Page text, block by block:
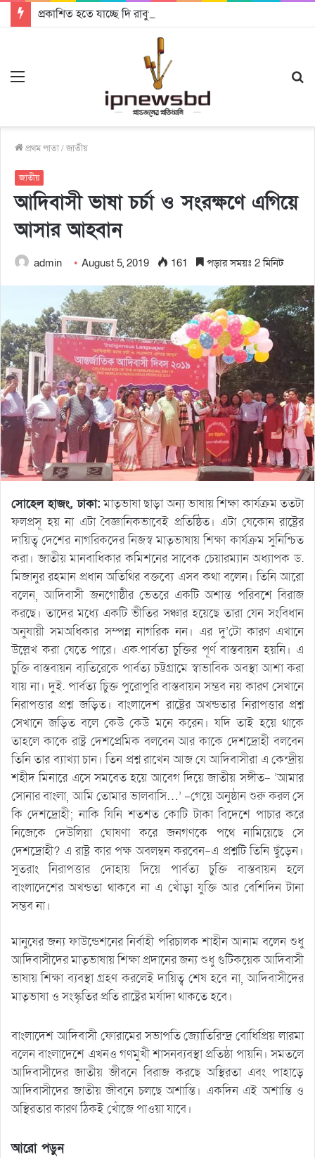
প্রকাশিত হতে যাচ্ছে দি রাবুগার নতুন গান ‘Baljanggi’
প্রথম পাতা/জাতীয়
জাতীয়
আদিবাসী ভাষা চর্চা ও সংরক্ষণে এগিয়ে
আসার আহবান
admin August 5, 2019 161 পড়ার সময়ঃ 2 মিনিট
সোহেল হাজং, ঢাকা:মাতৃভাষা ছাড়া অন্য ভাষায় শিক্ষা কার্যক্রম ততটা
ফলপ্রসূ হয় না এটা বৈজ্ঞানিকভাবেই প্রতিষ্ঠিত। এটা যেকোন রাষ্ট্রের
দায়িত্ব দেশের নাগরিকদের নিজস্ব মাতৃভাষায় শিক্ষা কার্যক্রম সুনিশ্চিত
করা। জাতীয় মানবাধিকার কমিশনের সাবেক চেয়ারম্যান অধ্যাপক ড.
মিজানুর রহমান প্রধান অতিথির বক্তব্যে এসব কথা বলেন। তিনি আরো
বলেন, আদিবাসী জনগোষ্ঠীর ভেতরে একটি অশান্ত পরিবশে বিরাজ
করছে। তাদের মধ্যে একটি ভীতির সঞ্চার হয়েছে তারা যেন সংবিধান
অনুযায়ী সমঅধিকার সম্পন্ন নাগরিক নন। এর দু’টো কারণ এখানে
উল্লেখ করা যেতে পারে। এক.পার্বত্য চুক্তির পূর্ণ বাস্তবায়ন হয়নি। এ
চুক্তি বাস্তবায়ন ব্যতিরেকে পার্বত্য চট্টগ্রামে স্বাভাবিক অবস্থা আশা করা
যায় না। দুই. পার্বত্য চুিক্ত পুরোপুরি বাস্তবায়ন সম্ভব নয় কারণ সেখানে
নিরাপত্তার প্রশ্ন জড়িত। বাংলাদেশ রাষ্ট্রের অখন্ডতার নিরাপত্তার প্রশ্ন
সেখানে জড়িত বলে কেউ কেউ মনে করেন। যদি তাই হয়ে থাকে
তাহলে কাকে রাষ্ট্র দেশপ্রেমিক বলবেন আর কাকে দেশদ্রোহী বলবেন
তিনি তার ব্যাখ্যা চান। তিন প্রশ্ন রাখেন আজ যে আদিবাসীরা এ কেন্দ্রীয়
শহীদ মিনারে এসে সমবেত হয়ে আবেগ দিয়ে জাতীয় সঙ্গীত- ‘আমার
সোনার বাংলা, আমি তোমার ভালবাসি…’ -গেয়ে অনুষ্ঠান শুরু করল সে
কি দেশদ্রোহী; নাকি যিনি শতশত কোটি টাকা বিদেশে পাচার করে
নিজেকে দেউলিয়া ঘোষণা করে জনগণকে পথে নামিয়েছে সে
দেশদ্রোহী? এ রাষ্ট্র কার পক্ষ অবলম্বন করবেন-এ প্রশ্নটি তিনি ছুঁড়েন।
সুতরাং নিরাপত্তার দোহায় দিয়ে পার্বত্য চুক্তি বাস্তবায়ন হলে
বাংলাদেশের অখন্ডতা থাকবে না এ খোঁড়া যুক্তি আর বেশিদিন টানা
সম্ভব না।
মানুষের জন্য ফাউন্ডেশনের নির্বাহী পরিচালক শাহীন আনাম বলেন শুধু
আদিবাসীদের মাতৃভাষায় শিক্ষা প্রদানের জন্য শুধু গুটিকয়েক আদিবাসী
ভাষায় শিক্ষা ব্যবস্থা গ্রহণ করলেই দায়িত্ব শেষ হবে না, আদিবাসীদের
মাতৃভাষা ও সংস্কৃতির প্রতি রাষ্ট্রের মর্যাদা থাকতে হবে।
বাংলাদেশ আদিবাসী ফোরামের সভাপতি জ্যোতিরিন্দ্র বোধিপ্রিয় লারমা
বলেন বাংলাদেশে এখনও গণমুখী শাসনব্যবস্থা প্রতিষ্ঠা পায়নি। সমতলে
আদিবাসীদের জাতীয় জীবনে বিরাজ করছে অস্থিরতা এবং পাহাড়ে
আদিবাসীদের জাতীয় জীবনে চলছে অশান্তি। একদিন এই অশান্তি ও
অস্থিরতার কারণ ঠিকই খোঁজে পাওয়া যাবে।
আরো পড়ুন